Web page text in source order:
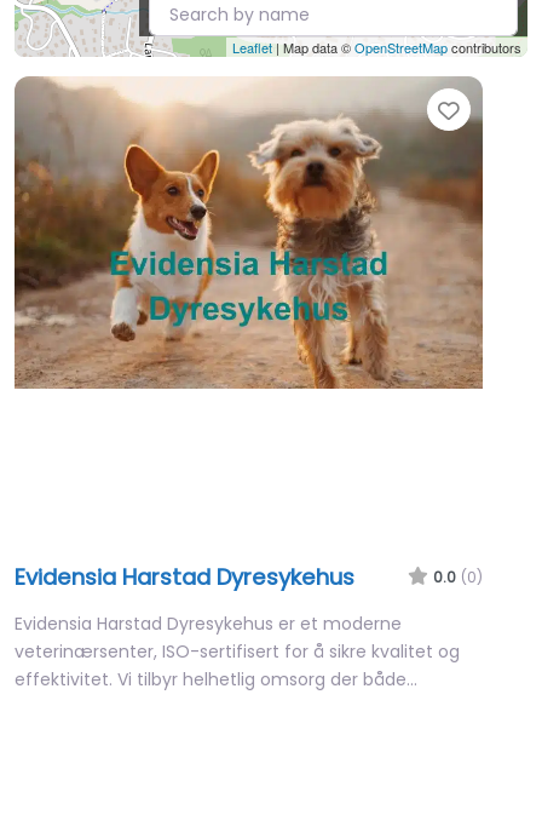
Leaflet| Map data ©OpenStreetMapcontributors
Evidensia Harstad Dyresykehus 0.0 (0)
Evidensia Harstad Dyresykehus er et moderne
veterinærsenter, ISO-sertifisert for å sikre kvalitet og
effektivitet. Vi tilbyr helhetlig omsorg der både…